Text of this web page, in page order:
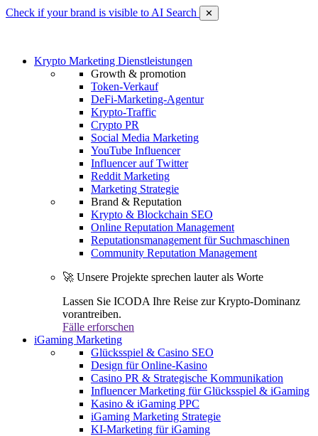
Check if your brand is visible to AI Search ✕
Krypto Marketing Dienstleistungen
Growth & promotion
Token-Verkauf
DeFi-Marketing-Agentur
Krypto-Traffic
Crypto PR
Social Media Marketing
YouTube Influencer
Influencer auf Twitter
Reddit Marketing
Marketing Strategie
Brand & Reputation
Krypto & Blockchain SEO
Online Reputation Management
Reputationsmanagement für Suchmaschinen
Community Reputation Management
🚀 Unsere Projekte sprechen lauter als Worte
Lassen Sie ICODA Ihre Reise zur Krypto-Dominanz
vorantreiben.
Fälle erforschen
iGaming Marketing
Glücksspiel & Casino SEO
Design für Online-Kasino
Casino PR & Strategische Kommunikation
Influencer Marketing für Glücksspiel & iGaming
Kasino & iGaming PPC
iGaming Marketing Strategie
KI-Marketing für iGaming